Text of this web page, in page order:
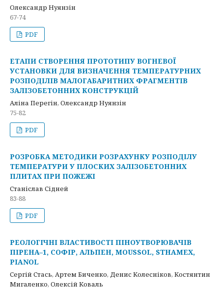
Олександр Нуянзін
67-74
PDF
ЕТАПИ СТВОРЕННЯ ПРОТОТИПУ ВОГНЕВОЇ
УСТАНОВКИ ДЛЯ ВИЗНАЧЕННЯ ТЕМПЕРАТУРНИХ
РОЗПОДІЛІВ МАЛОГАБАРИТНИХ ФРАГМЕНТІВ
ЗАЛІЗОБЕТОННИХ КОНСТРУКЦІЙ
Аліна Перегін, Олександр Нуянзін
75-82
PDF
РОЗРОБКА МЕТОДИКИ РОЗРАХУНКУ РОЗПОДІЛУ
ТЕМПЕРАТУРИ У ПЛОСКИХ ЗАЛІЗОБЕТОННИХ
ПЛИТАХ ПРИ ПОЖЕЖІ
Станіслав Сідней
83-88
PDF
РЕОЛОГІЧНІ ВЛАСТИВОСТІ ПІНОУТВОРЮВАЧІВ
ПІРЕНА–1, СОФІР, АЛЬПЕН, MOUSSOL, STHAMEX,
PIANOL
Сергій Стась, Артем Биченко, Денис Колесніков, Костянтин
Мигаленко, Олексій Коваль